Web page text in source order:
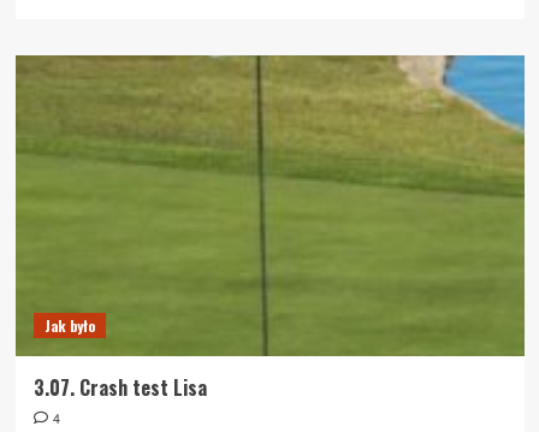
o
Media
zagrożenia
demokracji
Jak było
3.07. Crash test Lisa
4